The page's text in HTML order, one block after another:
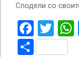
Сподели со
Share